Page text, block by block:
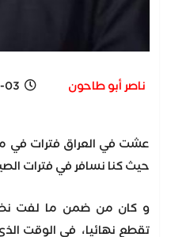
ناصر أبو طاحون 03
عشت في العراق فترات في
حيث كنا نسافر في فترات
و كان من ضمن ما لفت
تقطع نهائيا، في الوقت